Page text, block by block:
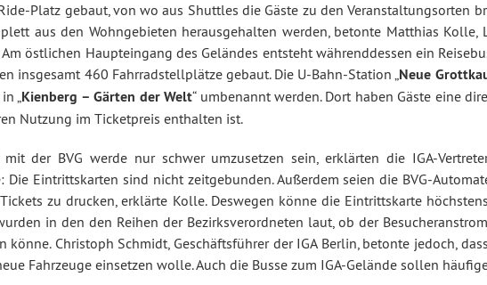
Platz gebaut, von wo aus Shuttles die Gäste zu den Veranstaltungsorten
aus den Wohngebieten herausgehalten werden, betonte Matthias Kolle,
östlichen Haupteingang des Geländes entsteht währenddessen ein
insgesamt 460 Fahrradstellplätze gebaut. Die U-Bahn-Station „Neue
„Kienberg – Gärten der Welt“ umbenannt werden. Dort haben Gäste eine
Nutzung im Ticketpreis enthalten ist.
der BVG werde nur schwer umzusetzen sein, erklärten die IGA-
Die Eintrittskarten sind nicht zeitgebunden. Außerdem seien die BVG-
zu drucken, erklärte Kolle. Deswegen könne die Eintrittskarte
in den den Reihen der Bezirksverordneten laut, ob der
könne. Christoph Schmidt, Geschäftsführer der IGA Berlin, betonte jedoch,
Fahrzeuge einsetzen wolle. Auch die Busse zum IGA-Gelände sollen